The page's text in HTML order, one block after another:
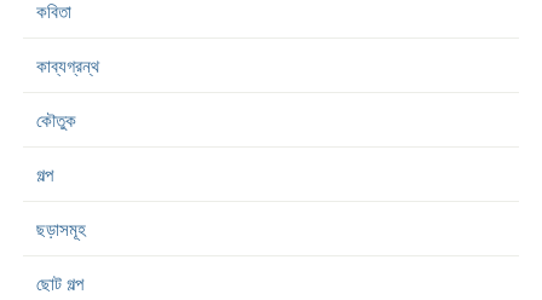
কবিতা
কাব্যগ্রন্থ
কৌতুক
গল্প
ছড়াসমূহ
ছোট গল্প